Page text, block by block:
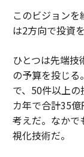
このビジョン
は2方向で投資
ひとつは先端
の予算を投じ
で、50件以上
カ年で合計35
考えだ。なかで
視化技術だ。